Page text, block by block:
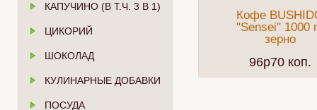
КАПУЧИНО (В Т.Ч. 3 В 1)
ЦИКОРИЙ
ШОКОЛАД
КУЛИНАРНЫЕ ДОБАВКИ
ПОСУДА
Кофе
"Sensei" 1000
зерно
96p70 коп.